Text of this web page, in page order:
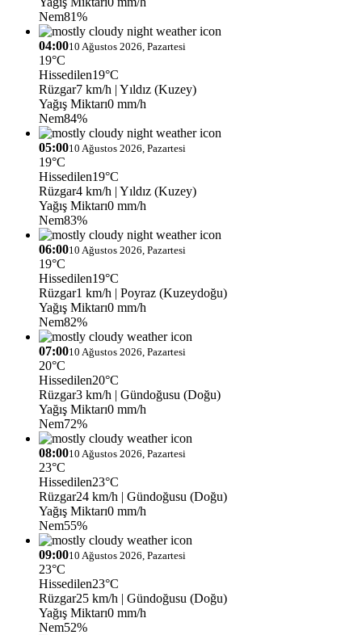
Nem81%
04:0010 Ağustos 2026, Pazartesi
19°C
Hissedilen19°C
Rüzgar7 km/h | Yıldız (Kuzey)
Yağış Miktarı0 mm/h
Nem84%
05:0010 Ağustos 2026, Pazartesi
19°C
Hissedilen19°C
Rüzgar4 km/h | Yıldız (Kuzey)
Yağış Miktarı0 mm/h
Nem83%
06:0010 Ağustos 2026, Pazartesi
19°C
Hissedilen19°C
Rüzgar1 km/h | Poyraz (Kuzeydoğu)
Yağış Miktarı0 mm/h
Nem82%
07:0010 Ağustos 2026, Pazartesi
20°C
Hissedilen20°C
Rüzgar3 km/h | Gündoğusu (Doğu)
Yağış Miktarı0 mm/h
Nem72%
08:0010 Ağustos 2026, Pazartesi
23°C
Hissedilen23°C
Rüzgar24 km/h | Gündoğusu (Doğu)
Yağış Miktarı0 mm/h
Nem55%
09:0010 Ağustos 2026, Pazartesi
23°C
Hissedilen23°C
Rüzgar25 km/h | Gündoğusu (Doğu)
Yağış Miktarı0 mm/h
Nem52%